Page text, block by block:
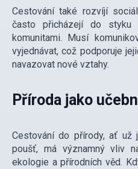
Cestování také rozvíjí
často přicházejí do
komunitami. Musí
vyjednávat, což podporuje
navazovat nové vztahy.
Příroda jako
Cestování do přírody, ať už
poušť, má významný vliv
ekologie a přírodních věd.